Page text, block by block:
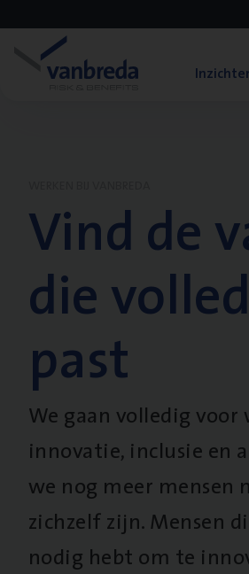
Vind de
die
past
We gaan volledig
innovatie, inclusie en
we nog meer mensen
zichzelf zijn. Mensen
nodig hebt om te